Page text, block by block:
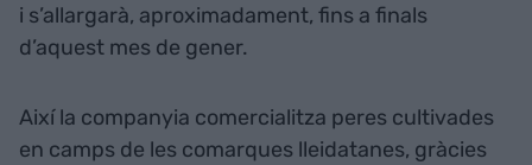
i s’allargarà, aproximadament, fins a finals
d’aquest mes de gener.
Així la companyia comercialitza peres cultivades
en camps de les comarques lleidatanes, gràcies